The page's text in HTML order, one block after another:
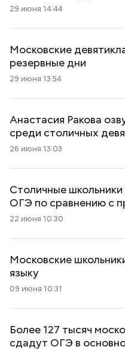
29 июня 14:44
Московские
резервные дни
29 июня 13:54
Анастасия Ракова
среди столичных
26 июня 13:03
Столичные
ОГЭ по сравнению с
22 июня 10:30
Московские
языку
09 июня 10:31
Более 127 тысяч
сдадут ОГЭ в